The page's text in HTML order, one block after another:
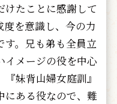
けたことに感謝して
を意識し、今の力
す。兄も弟も全員立
イメージの役を中心
妹背山婦女庭訓』
にある役なので、難